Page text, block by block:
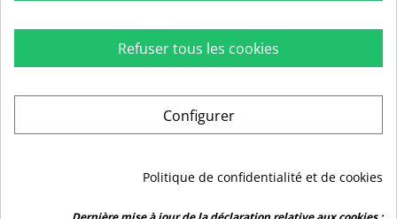


Refuser tous les cookies
Configurer
Politique de confidentialité et de cookies